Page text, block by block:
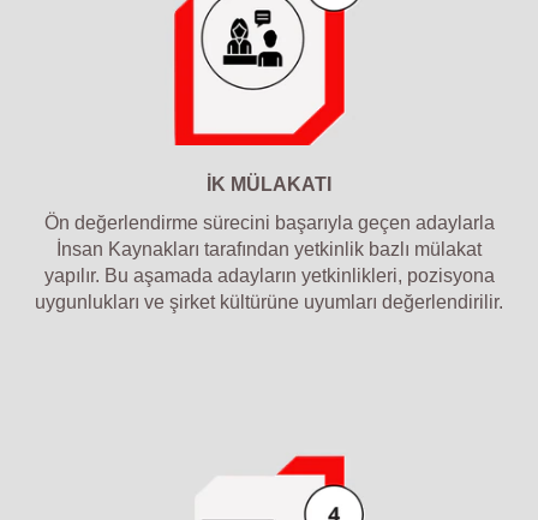
İK MÜLAKATI
Ön değerlendirme sürecini başarıyla geçen adaylarla
İnsan Kaynakları tarafından yetkinlik bazlı mülakat
yapılır. Bu aşamada adayların yetkinlikleri, pozisyona
uygunlukları ve şirket kültürüne uyumları değerlendirilir.